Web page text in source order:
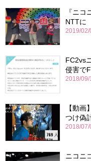
『ニ
NTTに
2019/02/
FC2vs
侵害で
2018/09/
【動
つけ偽
2018/07/
ニコニ